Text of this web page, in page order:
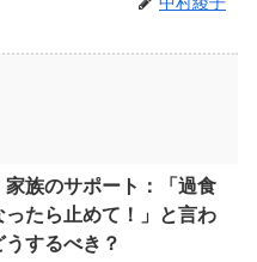
家族のサポート：「過食
ったら止めて！」と言わ
するべき？